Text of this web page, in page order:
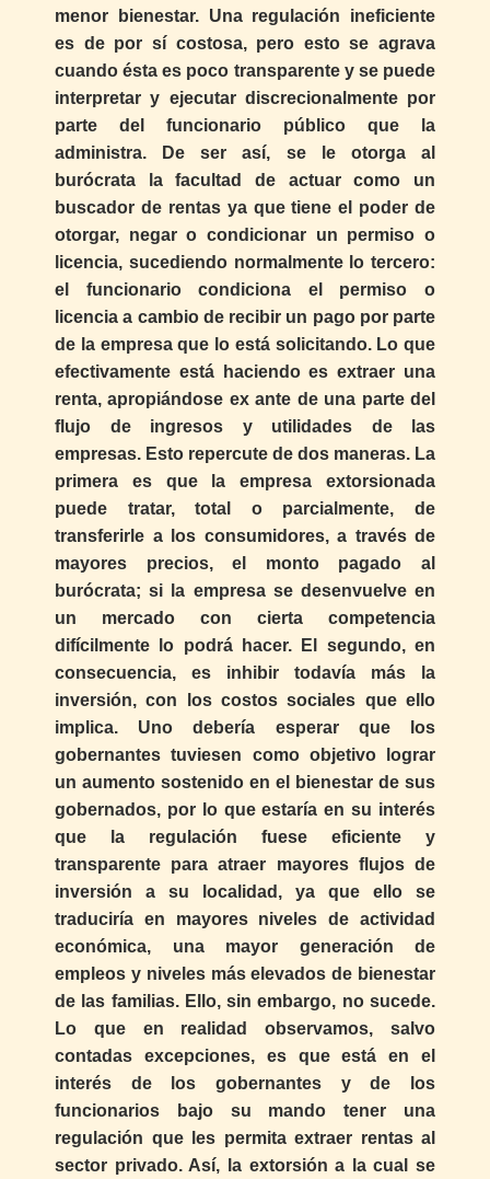
menor bienestar. Una regulación ineficiente
es de por sí costosa, pero esto se agrava
cuando ésta es poco transparente y se puede
interpretar y ejecutar discrecionalmente por
parte del funcionario público que la
administra. De ser así, se le otorga al
burócrata la facultad de actuar como un
buscador de rentas ya que tiene el poder de
otorgar, negar o condicionar un permiso o
licencia, sucediendo normalmente lo tercero:
el funcionario condiciona el permiso o
licencia a cambio de recibir un pago por parte
de la empresa que lo está solicitando. Lo que
efectivamente está haciendo es extraer una
renta, apropiándose ex ante de una parte del
flujo de ingresos y utilidades de las
empresas. Esto repercute de dos maneras. La
primera es que la empresa extorsionada
puede tratar, total o parcialmente, de
transferirle a los consumidores, a través de
mayores precios, el monto pagado al
burócrata; si la empresa se desenvuelve en
un mercado con cierta competencia
difícilmente lo podrá hacer. El segundo, en
consecuencia, es inhibir todavía más la
inversión, con los costos sociales que ello
implica. Uno debería esperar que los
gobernantes tuviesen como objetivo lograr
un aumento sostenido en el bienestar de sus
gobernados, por lo que estaría en su interés
que la regulación fuese eficiente y
transparente para atraer mayores flujos de
inversión a su localidad, ya que ello se
traduciría en mayores niveles de actividad
económica, una mayor generación de
empleos y niveles más elevados de bienestar
de las familias. Ello, sin embargo, no sucede.
Lo que en realidad observamos, salvo
contadas excepciones, es que está en el
interés de los gobernantes y de los
funcionarios bajo su mando tener una
regulación que les permita extraer rentas al
sector privado. Así, la extorsión a la cual se